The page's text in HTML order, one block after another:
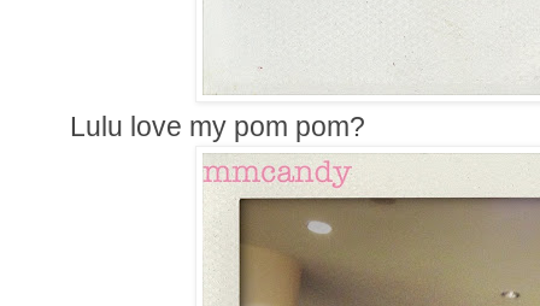
Lulu love my pom pom?